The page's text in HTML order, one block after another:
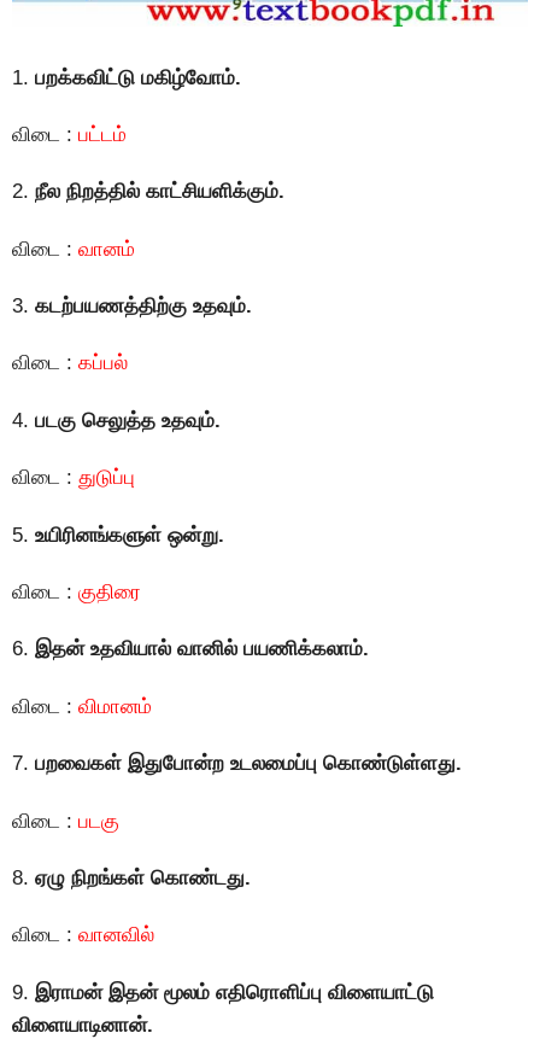
1. பறக்கவிட்டு மகிழ்வோம்.
விடை : பட்டம்
2. நீல நிறத்தில் காட்சியளிக்கும்.
விடை : வானம்
3. கடற்பயணத்திற்கு உதவும்.
விடை : கப்பல்
4. படகு செலுத்த உதவும்.
விடை : துடுப்பு
5. உயிரினங்களுள் ஒன்று.
விடை : குதிரை
6. இதன் உதவியால் வானில் பயணிக்கலாம்.
விடை : விமானம்
7. பறவைகள் இதுபோன்ற உடலமைப்பு கொண்டுள்ளது.
விடை : படகு
8. ஏழு நிறங்கள் கொண்டது.
விடை : வானவில்
9. இராமன் இதன் மூலம் எதிரொளிப்பு விளையாட்டு
விளையாடினான்.